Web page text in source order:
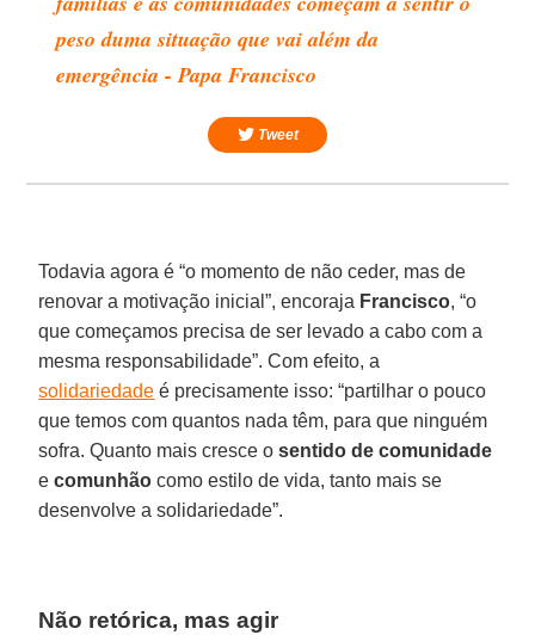
peso duma situação que vai além da
emergência - Papa Francisco
Tweet
Todavia agora é “o momento de não ceder, mas de
renovar a motivação inicial”, encoraja Francisco, “o
que começamos precisa de ser levado a cabo com a
mesma responsabilidade”. Com efeito, a
solidariedade é precisamente isso: “partilhar o pouco
que temos com quantos nada têm, para que ninguém
sofra. Quanto mais cresce osentido de comunidade
ecomunhão como estilo de vida, tanto mais se
desenvolve a solidariedade”.
Não retórica, mas agir